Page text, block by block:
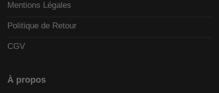
Mentions Légales
Politique de Retour
CGV
À propos